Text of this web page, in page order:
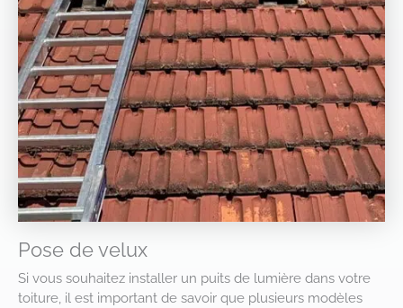
Pose de velux
Si vous souhaitez installer un puits de lumière dans votre
toiture, il est important de savoir que plusieurs modèles